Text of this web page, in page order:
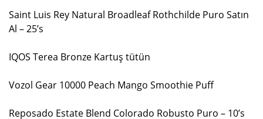
Saint Luis Rey Natural Broadleaf Rothchilde Puro Satın
Al – 25’s
IQOS Terea Bronze Kartuş tütün
Vozol Gear 10000 Peach Mango Smoothie Puff
Reposado Estate Blend Colorado Robusto Puro – 10’s